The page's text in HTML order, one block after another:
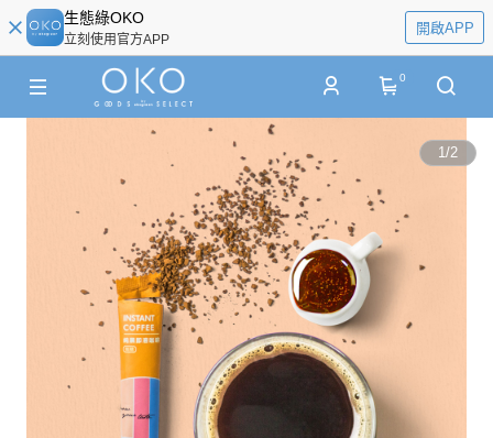
生態綠OKO
立刻使用官方APP
開啟APP
0
1/2